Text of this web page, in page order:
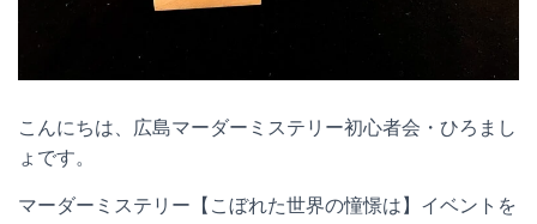
こんにちは、広島マーダーミステリー初心者会・ひろまし
ょです。
マーダーミステリー【こぼれた世界の憧憬は】イベントを